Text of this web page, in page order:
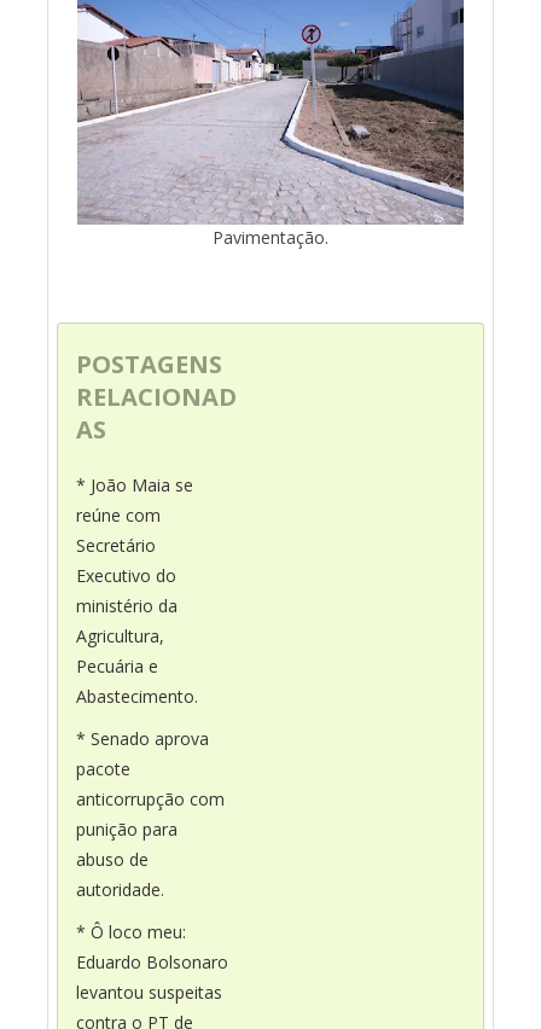
Pavimentação.
POSTAGENS
RELACIONAD
AS
* João Maia se
reúne com
Secretário
Executivo do
ministério da
Agricultura,
Pecuária e
Abastecimento.
* Senado aprova
pacote
anticorrupção com
punição para
abuso de
autoridade.
* Ô loco meu:
Eduardo Bolsonaro
levantou suspeitas
contra o PT de